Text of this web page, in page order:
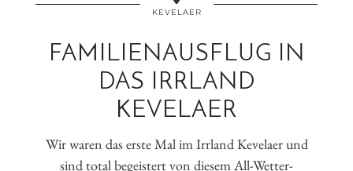
KEVELAER
FAMILIENAUSFLUG IN
DAS IRRLAND
KEVELAER
Wir waren das erste Mal im Irrland Kevelaer und
sind total begeistert von diesem All-Wetter-